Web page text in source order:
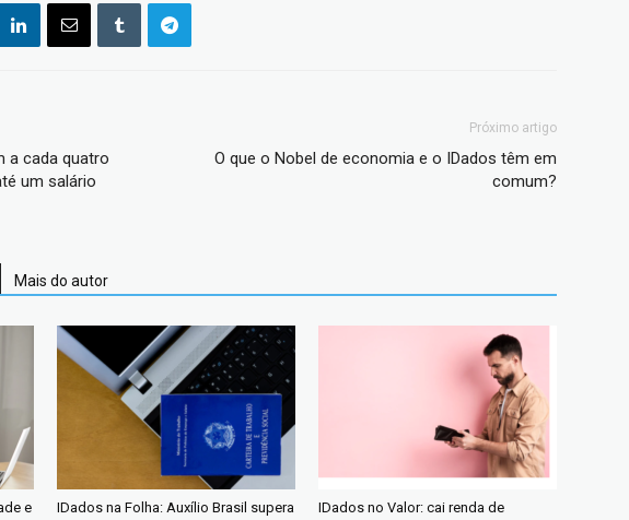
a cada quatro
um salário
Próximo artigo
O que o Nobel de economia e o IDados têm em
comum?
Mais do autor
e
IDados na Folha: Auxílio Brasil supera
IDados no Valor: cai renda de